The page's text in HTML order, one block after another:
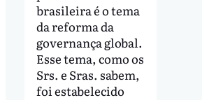
brasileira é o tema
da reforma da
governança global.
Esse tema, como os
Srs. e Sras. sabem,
foi estabelecido